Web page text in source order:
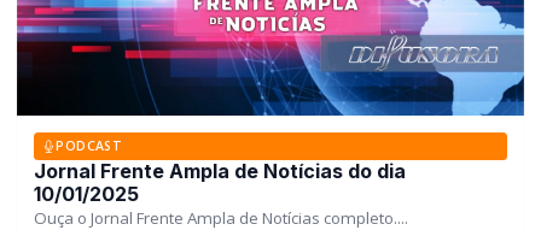
PODCAST
Jornal Frente Ampla de Notícias do dia
10/01/2025
Ouça o Jornal Frente Ampla de Notícias completo....